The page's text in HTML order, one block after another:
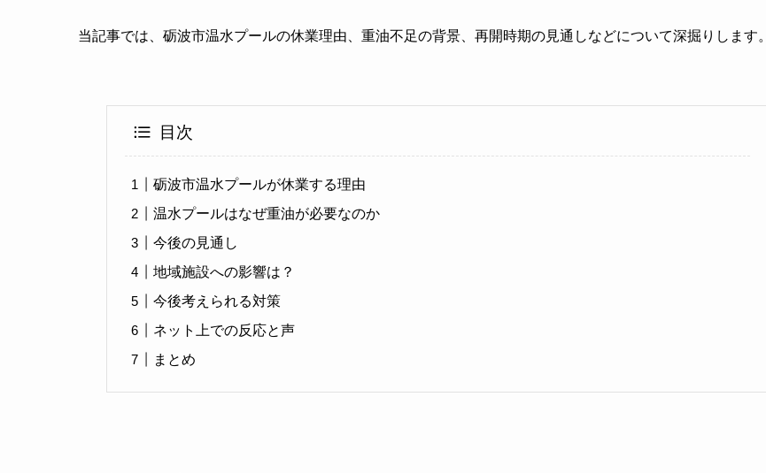
当記事では、砺波市温水プールの休業理由、重油不足の背景、再開時期の見通しなどについて深掘りします。
目次
砺波市温水プールが休業する理由
温水プールはなぜ重油が必要なのか
今後の見通し
地域施設への影響は？
今後考えられる対策
ネット上での反応と声
まとめ